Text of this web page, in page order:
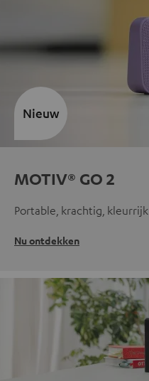
MOTIV® GO 2
Portable, krachtig, kleurrijk
Nu ontdekken
Nieuw